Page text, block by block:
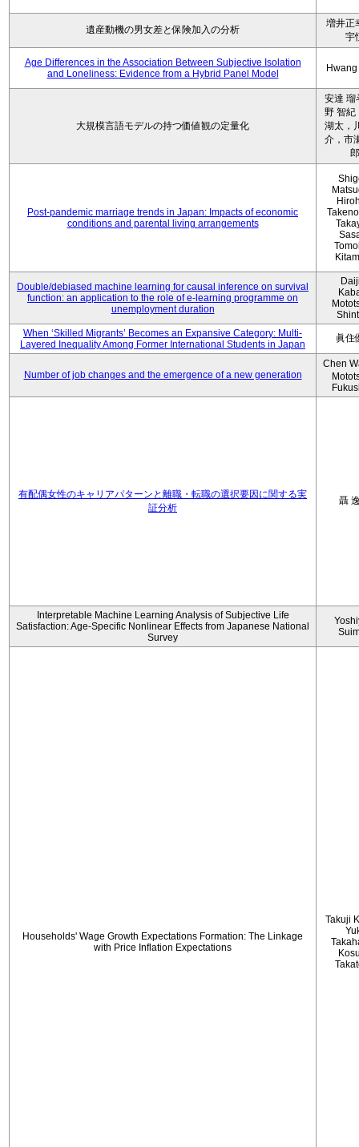
遺産動機の男女差と保険加入の分析
増井正
宇
Age Differences in the Association Between Subjective Isolation
and Loneliness: Evidence from a Hybrid Panel Model
大規模言語モデルの持つ価値観の定量化
安達 瑠
野 智紀
湖太，
介，市
郎
Post-pandemic marriage trends in Japan: Impacts of economic
conditions and parental living arrangements
Double/debiased machine learning for causal inference on survival
function: an application to the role of e-learning programme on
unemployment duration
When ‘Skilled Migrants’ Becomes an Expansive Category: Multi-
Layered Inequality Among Former International Students in Japan
眞住
Number of job changes and the emergence of a new generation
Chen
有配偶女性のキャリアパターンと離職・転職の選択要因に関する実
証分析
聶
Interpretable Machine Learning Analysis of Subjective Life
Satisfaction: Age-Specific Nonlinear Effects from Japanese National
Survey
Households' Wage Growth Expectations Formation: The Linkage
with Price Inflation Expectations
Takuji